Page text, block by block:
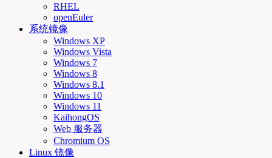
RHEL
openEuler
系统镜像
Windows XP
Windows Vista
Windows 7
Windows 8
Windows 8.1
Windows 10
Windows 11
KaihongOS
Web 服务器
Chromium OS
Linux 镜像